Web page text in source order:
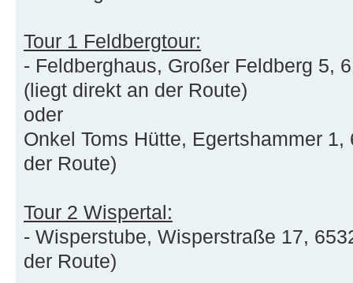
Tour 1 Feldbergtour:
- Feldberghaus, Großer Feldberg 5,
(liegt direkt an der Route)
oder
Onkel Toms Hütte, Egertshammer
der Route)
Tour 2 Wispertal:
- Wisperstube, Wisperstraße 17,
der Route)